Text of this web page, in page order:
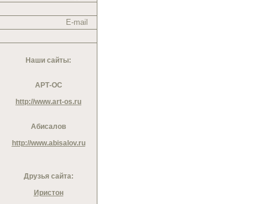
E-mail
Наши сайты:
АРТ-ОС
http://www.art-os.ru
Абисалов
http://www.abisalov.ru
Друзья сайта:
Иристон